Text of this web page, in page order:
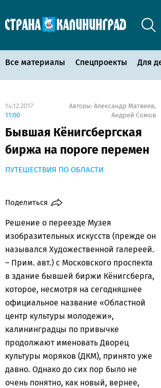
Все материалы Спецпроекты Для
14.12.2017
11:00
Авторы: Александр Матвеев,
Андрей Сомов
Бывшая Кёнигсбергская
биржа на пороге перемен
ПУТЕШЕСТВИЯ ПО ОБЛАСТИ
Поделиться
Решение о переезде Музея
изобразительных искусств (прежде он
назывался Художественной галереей.
– Прим. авт.) с Московского проспекта
в здание бывшей биржи Кёнигсберга,
которое, несмотря на сегодняшнее
официальное название «Областной
центр культуры молодежи»,
калининградцы по привычке
продолжают именовать Дворец
культуры моряков (ДКМ), принято уже
давно. Однако до сих пор было не
очень понятно, как новый, вернее,